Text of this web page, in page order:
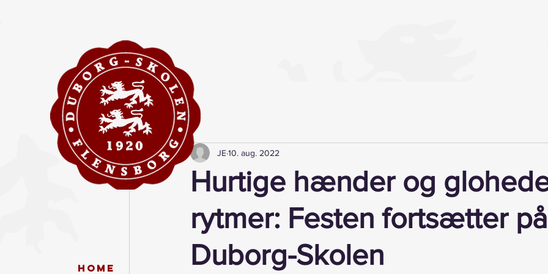
Hurtige hænder og
rytmer: Festen fortsætter på
Duborg-Skolen
JE10. aug. 2022
Home